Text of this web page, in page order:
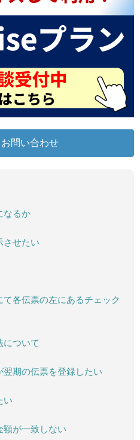
問い合わせ
なるか
させたい
各伝票の左にあるチェック
について
期の伝票を登録したい
い
額が一致しない